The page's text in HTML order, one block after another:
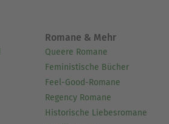
Romane & Mehr
Queere Romane
Feministische Bücher
Feel-Good-Romane
Regency Romane
Historische Liebesromane